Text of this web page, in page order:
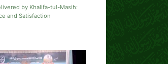
by Khalifa-tul-Masih:
and Satisfaction